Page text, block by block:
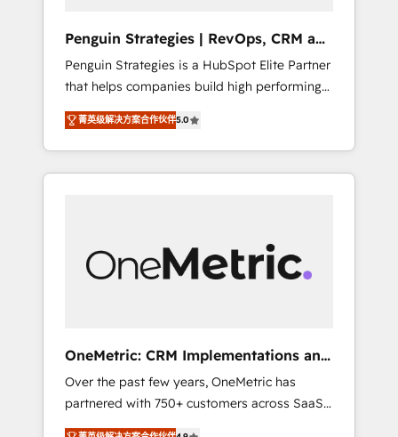
Pas pour remplacer l'humain, mais pour
l'augmenter. Chez Ideagency, nous
accompagnons cette transformation. D'abord
les fondations : des données unifiées, des
processus alignés. Ensuite l'augmentation :
l'IA là où elle crée de la valeur. Et surtout :
l'humain qui reste au centre. Parce que la
Penguin Strategies | RevOps, CRM and
AI
Penguin Strategies is a HubSpot Elite Partner
that helps companies build high performing
revenue operations across complex sales
cycles, multi system environments and global
SaaS or manufacturing teams. Trusted by
leading enterprises and fast growing scale
architecture 🔗 CRM migrations & End to end
integrations 🤖 AI workflows & enrichment 📘
rely on for scalable revenue insights.
菁英级解决方案合作伙伴5.0
OneMetric: CRM Implementations and
GTM engineering
Over the past few years, OneMetric has
partnered with 750+ customers across SaaS,
fintech, healthcare, real estate, and other